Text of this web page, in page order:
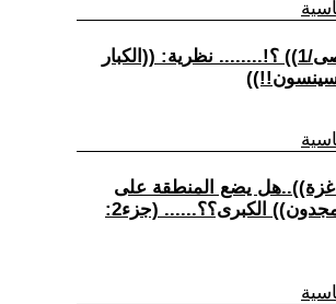
(20) ((طوفان الأقصى/1)) ؟!........ نظرية: ((الكبار
سينسون!!))
غزة))..هل يضع المنطقة على
حافات ((معركة هرمجدون)) الكبرى؟؟...... (جزء2: